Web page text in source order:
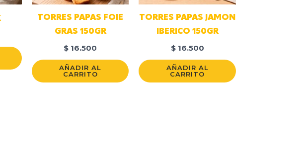
TORRES PAPAS FOIE
GRAS 150GR
$ 16.500
AÑADIR AL
CARRITO
TORRES PAPAS JAMON
IBERICO 150GR
$16.500
AÑADIR AL
CARRITO